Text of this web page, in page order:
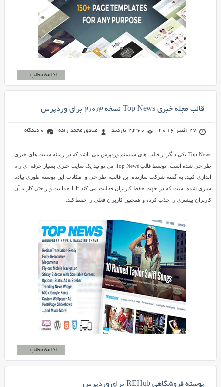
ادامه مطلب...
قالب مجله خبری Top News نسخه ۲٫۰٫۳ برای وردپرس
27 اکتبر 2016 2,360 بازدید صادق محمد زاده 0 دیدگاه
Top News یکی دیگر از قالب های سیستم وردپرس می باشد که در زمینه سایت های خبری
طراحی شده است. توسط قالب Top News می توانید یک سایت خبری بسیار حرفه ای راه
اندازی کنید. به گفته شرکت سازنده این قالب، طراحی و امکانات این پوسته طوری پیاده
سازی شده است که در جهت حفظ کاربران فعالیت می کند تا با جذابیت و راحتی کار با آن
کاربران بیشتری را جذب کرده و همچنین کاربران فعلی را حفظ کند.
ادامه مطلب...
پوسته فروشگاهی REHub برای وردپرس